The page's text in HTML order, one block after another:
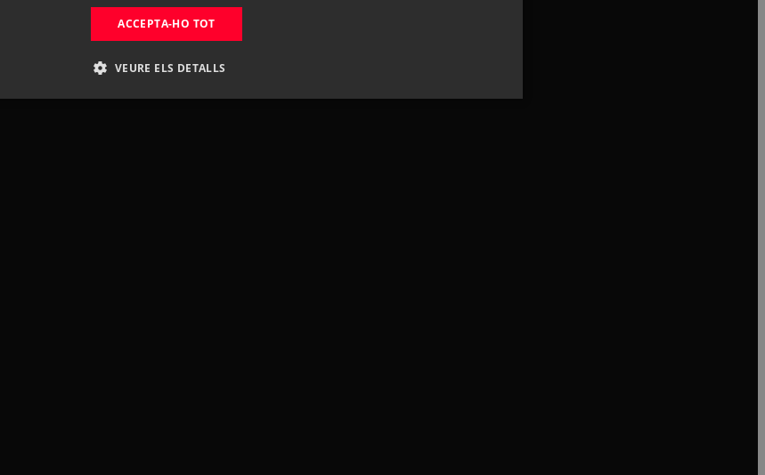
ACCEPTA-HO TOT
VEURE ELS DETALLS